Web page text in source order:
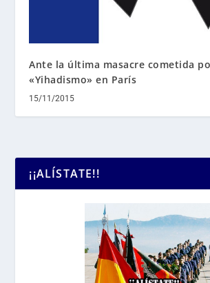
Ante la última masacre cometida
«Yihadismo» en París
15/11/2015
¡¡ALÍSTATE!!